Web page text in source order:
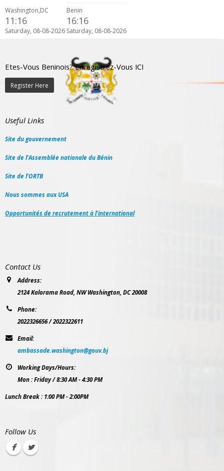
Washington,DC
11:16
Saturday, 08-08-2026
Benin
16:16
Saturday, 08-08-2026
Etes-Vous Beninois? Enregistrez-Vous ICI
Register Here
Useful Links
Site du gouvernement
Site de l’Assemblée nationale du Bénin
Site de l’ORTB
Nous sommes aux USA
Opportunités de recrutement à l’international
Contact Us
Address:
2124 Kalorama Road, NW Washington, DC 20008
Phone:
2022326656 / 2022322611
Email:
ambassade.washington@gouv.bj
Working Days/Hours:
Mon : Friday / 8:30 AM - 4:30 PM
Lunch Break : 1:00 PM - 2:00PM
Follow Us